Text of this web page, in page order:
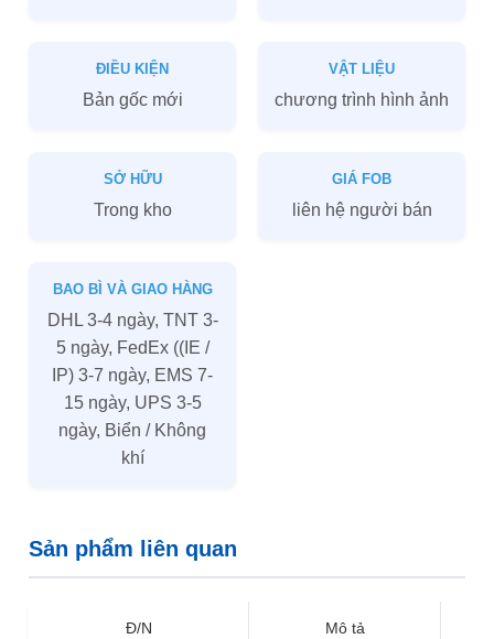
ĐIỀU KIỆN
Bản gốc mới
VẬT LIỆU
chương trình hình ảnh
SỞ HỮU
Trong kho
GIÁ FOB
liên hệ người bán
BAO BÌ VÀ GIAO HÀNG
DHL 3-4 ngày, TNT 3-
5 ngày, FedEx ((IE /
IP) 3-7 ngày, EMS 7-
15 ngày, UPS 3-5
ngày, Biển / Không
khí
Sản phẩm liên quan
Đ/N Mô tả